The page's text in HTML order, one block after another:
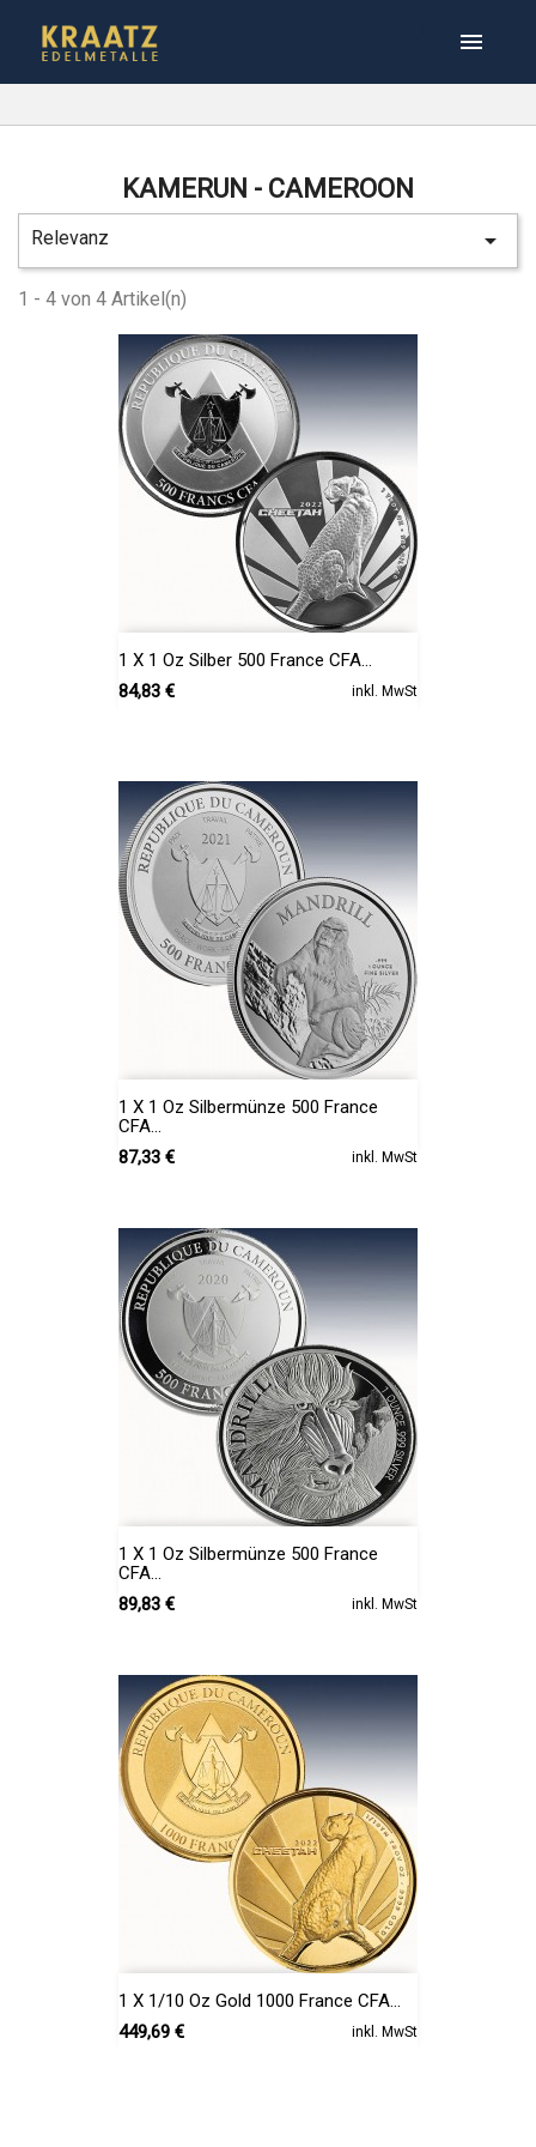

KAMERUN - CAMEROON
Relevanz 
1 - 4 von 4 Artikel(n)
1 X 1 Oz Silber 500 France CFA...
Preis
84,83 € inkl. MwSt
1 X 1 Oz Silbermünze 500 France
CFA...
Preis
87,33 € inkl. MwSt
1 X 1 Oz Silbermünze 500 France
CFA...
Preis
89,83 € inkl. MwSt
1 X 1/10 Oz Gold 1000 France CFA...
Preis
449,69 € inkl. MwSt